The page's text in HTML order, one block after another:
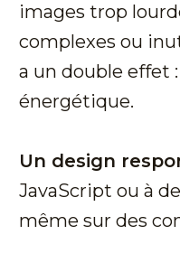
images trop
complexes ou
a un double effet
énergétique.
Un design
JavaScript ou à
même sur des